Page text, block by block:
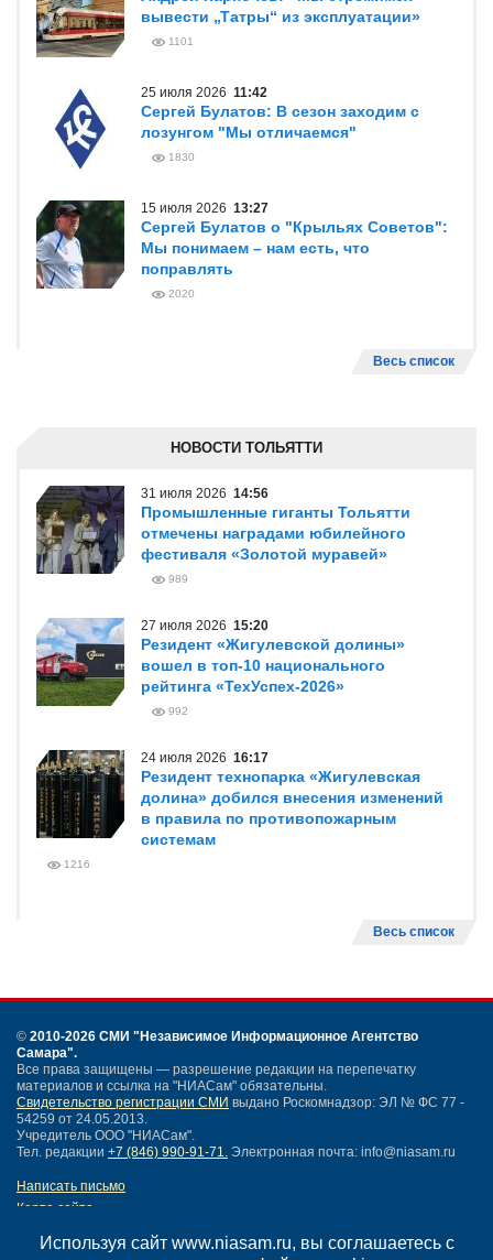
Используя сайт www.niasam.ru, вы соглашаетесь с
вывести „Татры“ из эксплуатации»
1101
25 июля 2026 11:42
Сергей Булатов: В сезон заходим с
лозунгом "Мы отличаемся"
1830
15 июля 2026 13:27
Сергей Булатов о "Крыльях Советов":
Мы понимаем – нам есть, что
поправлять
2020
Весь список
НОВОСТИ ТОЛЬЯТТИ
31 июля 2026 14:56
Промышленные гиганты Тольятти
отмечены наградами юбилейного
фестиваля «Золотой муравей»
989
27 июля 2026 15:20
Резидент «Жигулевской долины»
вошел в топ-10 национального
рейтинга «ТехУспех-2026»
992
24 июля 2026 16:17
Резидент технопарка «Жигулевская
долина» добился внесения изменений
в правила по противопожарным
системам
1216
Весь список
© 2010-2026 СМИ "Независимое Информационное Агентство
Самара".
Все права защищены — разрешение редакции на перепечатку
материалов и ссылка на "НИАСам" обязательны.
Свидетельство регистрации СМИ выдано Роскомнадзор: ЭЛ № ФС 77 -
54259 от 24.05.2013.
Учредитель ООО "НИАСам".
Тел. редакции +7 (846) 990-91-71. Электронная почта: info@niasam.ru
Написать письмо
Карта сайта
Политика конфиденциальности